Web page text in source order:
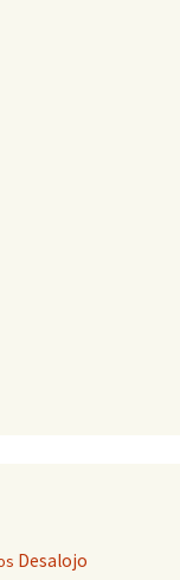
Desalojo